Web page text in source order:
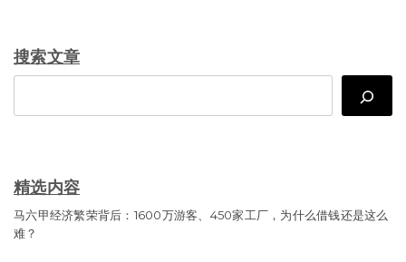
搜索文章
精选内容
马六甲经济繁荣背后：1600万游客、450家工厂，为什么借钱还是这么
难？